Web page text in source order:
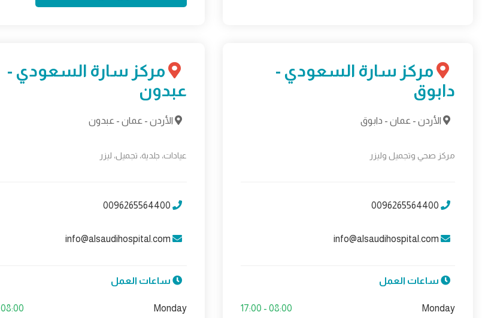
مركز سارة السعودي -
دابوق
الأردن - عمان - دابوق
مركز صحي وتجميل وليزر
0096265564400
info@alsaudihospital.com
ساعات العمل
Monday
08:00 - 17:00
مركز سارة السعودي -
عبدون
الأردن - عمان - عبدون
عيادات، جلدية، تجميل، ليزر
0096265564400
info@alsaudihospital.com
ساعات العمل
Monday
08:00 - 17:00